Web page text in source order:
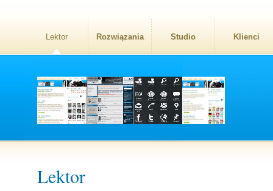
Lektor Rozwiązania Studio Klienci
Lektor